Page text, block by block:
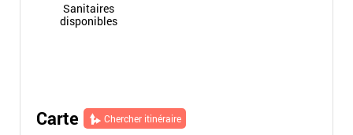
Sanitaires
disponibles
Carte Chercher itinéraire